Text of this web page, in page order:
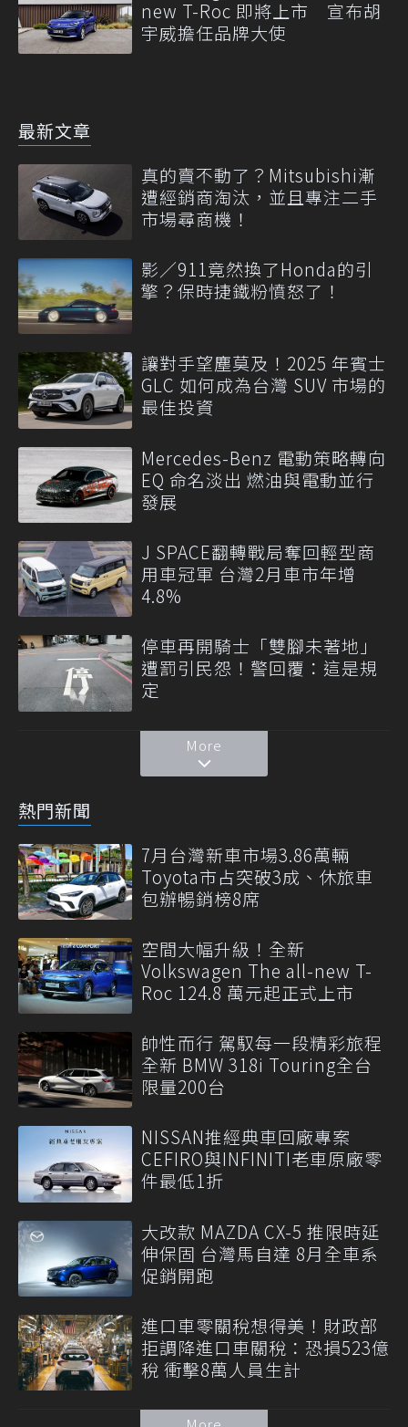
new T-Roc 即將上市 宣布胡
宇威擔任品牌大使
最新文章
真的賣不動了？Mitsubishi漸
遭經銷商淘汰，並且專注二手
市場尋商機！
影／911竟然換了Honda的引
擎？保時捷鐵粉憤怒了！
讓對手望塵莫及！2025 年賓士
GLC 如何成為台灣 SUV 市場的
最佳投資
Mercedes-Benz 電動策略轉向
EQ 命名淡出 燃油與電動並行
發展
J SPACE翻轉戰局奪回輕型商
用車冠軍 台灣2月車市年增
4.8%
停車再開騎士「雙腳未著地」
遭罰引民怨！警回覆：這是規
定
More
熱門新聞
7月台灣新車市場3.86萬輛
Toyota市占突破3成、休旅車
包辦暢銷榜8席
空間大幅升級！全新
Volkswagen The all-new T-
Roc 124.8 萬元起正式上市
帥性而行 駕馭每一段精彩旅程
全新 BMW 318i Touring全台
限量200台
NISSAN推經典車回廠專案
CEFIRO與INFINITI老車原廠零
件最低1折
大改款 MAZDA CX-5 推限時延
伸保固 台灣馬自達 8月全車系
促銷開跑
進口車零關稅想得美！財政部
拒調降進口車關稅：恐損523億
稅 衝擊8萬人員生計